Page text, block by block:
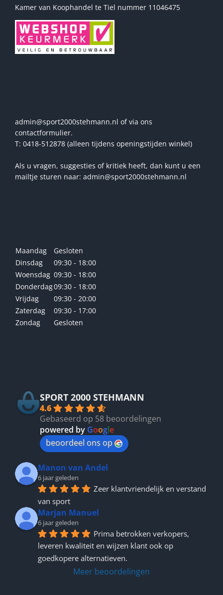
Kamer van Koophandel te Tiel nummer 11046475
admin@sport2000stehmann.nl of via ons
contactformulier.
T: 0418-512878 (alleen tijdens openingstijden winkel)
Als u vragen, suggesties of kritiek heeft, dan kunt u een
mailtje sturen naar: admin@sport2000stehmann.nl
Maandag
Gesloten
Dinsdag
09:30 - 18:00
Woensdag 09:30 - 18:00
Donderdag09:30 - 18:00
Vrijdag
09:30 - 20:00
Zaterdag
09:30 - 17:00
Zondag
Gesloten
SPORT 2000 STEHMANN
4.6
Gebaseerd op 58 beoordelingen
powered by Google
beoordeel ons op
Manon van Andel
6 jaar geleden
Zeer klantvriendelijk en verstand
van sport
Marjan Manuel
6 jaar geleden
Prima betrokken verkopers,
leveren kwaliteit en wijzen klant ook op
goedkopere alternatieven.
Meer beoordelingen